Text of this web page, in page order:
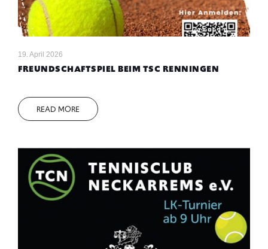
19. April 2026
FREUNDSCHAFTSPIEL BEIM TSC RENNINGEN
READ MORE